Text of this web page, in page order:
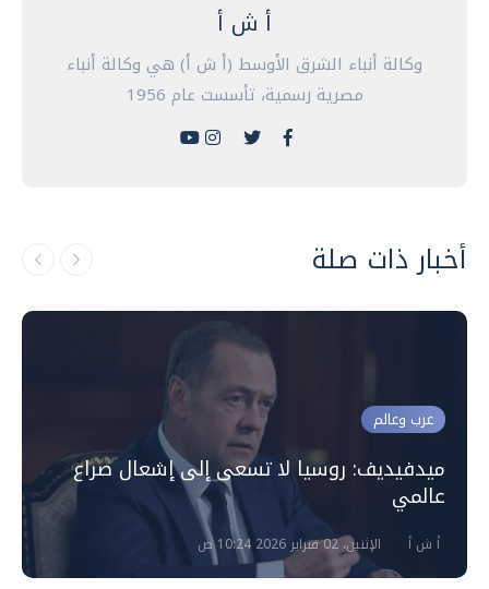
أ ش أ
وكالة أنباء الشرق الأوسط (أ ش أ) هي وكالة أنباء
مصرية رسمية، تأسست عام 1956
أخبار ذات صلة
عرب وعالم
ميدفيديف: روسيا لا تسعى إلى إشعال صراع
عالمي
أ ش أ الإثنين، 02 فبراير 2026 10:24 ص